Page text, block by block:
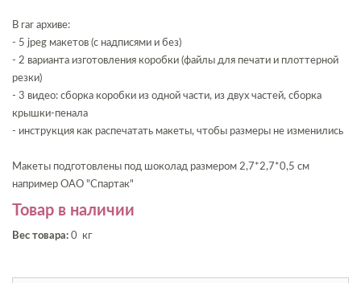
В rar архиве:
- 5 jpeg макетов (с надписями и без)
- 2 варианта изготовления коробки (файлы для печати и плоттерной
резки)
- 3 видео: сборка коробки из одной части, из двух частей, сборка
крышки-пенала
- инструкция как распечатать макеты, чтобы размеры не изменились
Макеты подготовлены под шоколад размером 2,7*2,7*0,5 см
например ОАО "Спартак"
Товар в наличии
Вес товара: 0 кг